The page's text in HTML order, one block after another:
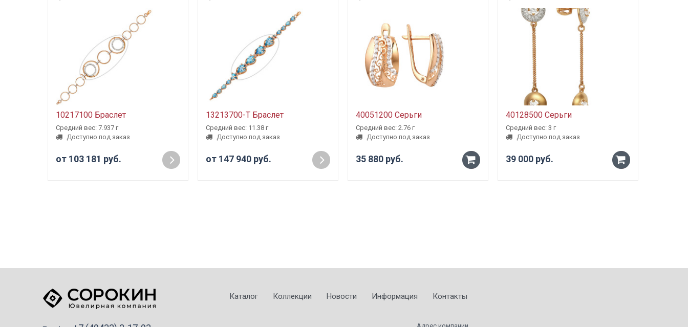
10217100 Браслет
Средний вес: 7.937 г
Доступно под заказ
от 103 181 руб.
13213700-Т Браслет
Средний вес: 11.38 г
Доступно под заказ
от 147 940 руб.
40051200 Серьги
Средний вес: 2.76 г
Доступно под заказ
35 880 руб. -
40128500 Серьги
Средний вес: 3 г
Доступно под заказ
39 000 руб. -
Каталог Коллекции Новости Информация Контакты